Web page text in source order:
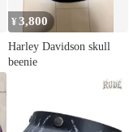
¥3,800
Harley Davidson skull
beenie